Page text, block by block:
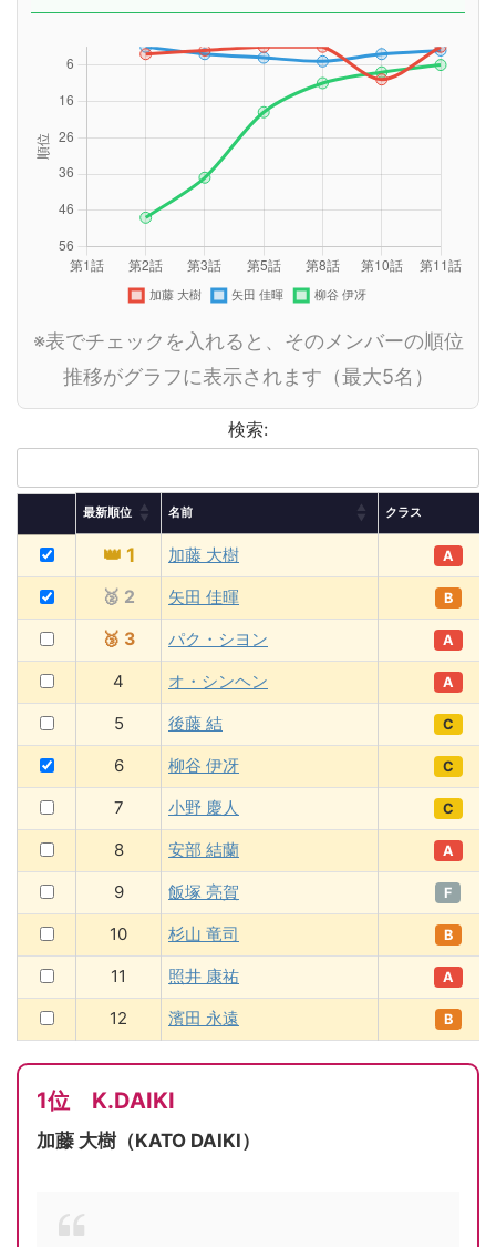
※表でチェックを入れると、そのメンバーの順位
推移がグラフに表示されます（最大5名）
検索:
最新順位 名前 クラス
👑 1 加藤 大樹 A
🥈 2 矢田 佳暉 B
🥉 3 パク・シヨン A
4 オ・シンヘン A
5 後藤 結 C
6 柳谷 伊冴 C
7 小野 慶人 C
8 安部 結蘭 A
9 飯塚 亮賀 F
10 杉山 竜司 B
11 照井 康祐 A
12 濱田 永遠 B
1位 K.DAIKI
加藤 大樹（KATO DAIKI）